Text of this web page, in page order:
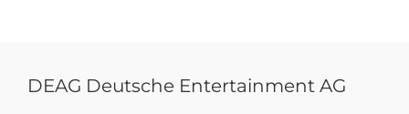
DEAG Deutsche Entertainment AG